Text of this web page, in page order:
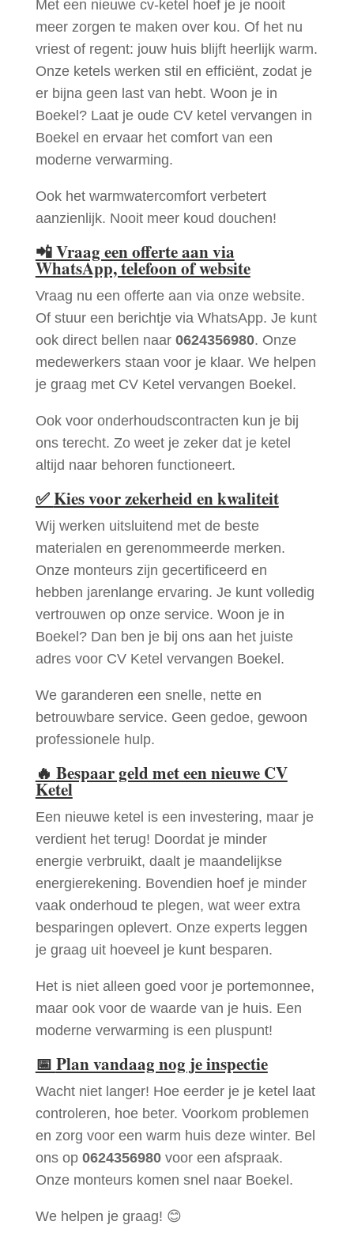
Met een nieuwe cv-ketel hoef je je nooit
meer zorgen te maken over kou. Of het nu
vriest of regent: jouw huis blijft heerlijk warm.
Onze ketels werken stil en efficiënt, zodat je
er bijna geen last van hebt. Woon je in
Boekel? Laat je oude CV ketel vervangen in
Boekel en ervaar het comfort van een
moderne verwarming.
Ook het warmwatercomfort verbetert
aanzienlijk. Nooit meer koud douchen!
📲Vraag een offerte aan via
WhatsApp, telefoon of website
Vraag nu een offerte aan via onze website.
Of stuur een berichtje via WhatsApp. Je kunt
ook direct bellen naar 0624356980. Onze
medewerkers staan voor je klaar. We helpen
je graag met CV Ketel vervangen Boekel.
Ook voor onderhoudscontracten kun je bij
ons terecht. Zo weet je zeker dat je ketel
altijd naar behoren functioneert.
✅Kies voor zekerheid en kwaliteit
Wij werken uitsluitend met de beste
materialen en gerenommeerde merken.
Onze monteurs zijn gecertificeerd en
hebben jarenlange ervaring. Je kunt volledig
vertrouwen op onze service. Woon je in
Boekel? Dan ben je bij ons aan het juiste
adres voor CV Ketel vervangen Boekel.
We garanderen een snelle, nette en
betrouwbare service. Geen gedoe, gewoon
professionele hulp.
🔥 Bespaar geld met een nieuwe CV
Ketel
Een nieuwe ketel is een investering, maar je
verdient het terug! Doordat je minder
energie verbruikt, daalt je maandelijkse
energierekening. Bovendien hoef je minder
vaak onderhoud te plegen, wat weer extra
besparingen oplevert. Onze experts leggen
je graag uit hoeveel je kunt besparen.
Het is niet alleen goed voor je portemonnee,
maar ook voor de waarde van je huis. Een
moderne verwarming is een pluspunt!
📅 Plan vandaag nog je inspectie
Wacht niet langer! Hoe eerder je je ketel laat
controleren, hoe beter. Voorkom problemen
en zorg voor een warm huis deze winter. Bel
ons op 0624356980voor een afspraak.
Onze monteurs komen snel naar Boekel.
We helpen je graag! 😊